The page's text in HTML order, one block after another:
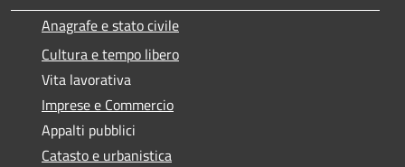
Anagrafe e stato civile
Cultura e tempo libero
Vita lavorativa
Imprese e Commercio
Appalti pubblici
Catasto e urbanistica